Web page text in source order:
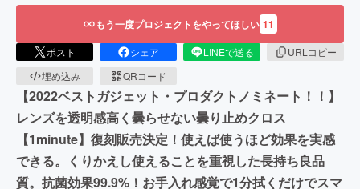
もう一度プロジェクトをやってほしい 11
ポスト シェア LINEで送る
URLコピー
埋め込み
QRコード
【2022ベストガジェット・プロダクトノミネート！！】
レンズを透明感高く曇らせない曇り止めクロス
【1minute】復刻販売決定！使えば使うほど効果を実感
できる。くりかえし使えることを重視した長持ち良品
質。抗菌効果99.9%！お手入れ感覚で1分拭くだけでスマ